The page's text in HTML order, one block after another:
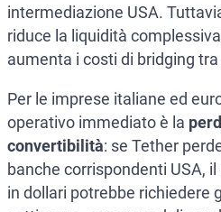
intermediazione USA.
riduce la liquidità
aumenta i costi di bridging
Per le imprese italiane ed
operativo immediato è la
convertibilità: se Tether
banche corrispondenti USA,
in dollari potrebbe richiedere